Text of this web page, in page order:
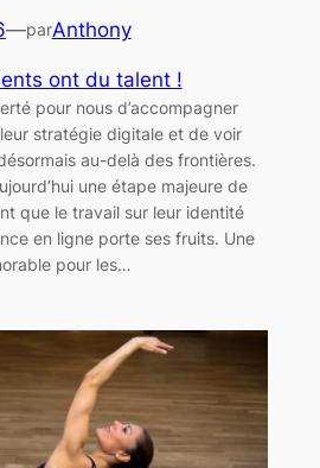
—parAnthony
ont du talent !
pour nous d’accompagner
stratégie digitale et de voir
au-delà des frontières.
une étape majeure de
que le travail sur leur identité
en ligne porte ses fruits. Une
pour les…